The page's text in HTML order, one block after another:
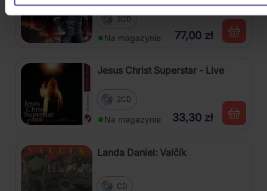
2CD
Na magazynie 77,00 zł
Jesus Christ Superstar - Live
2CD
Na magazynie 33,30 zł
Landa Daniel: Valčík
CD